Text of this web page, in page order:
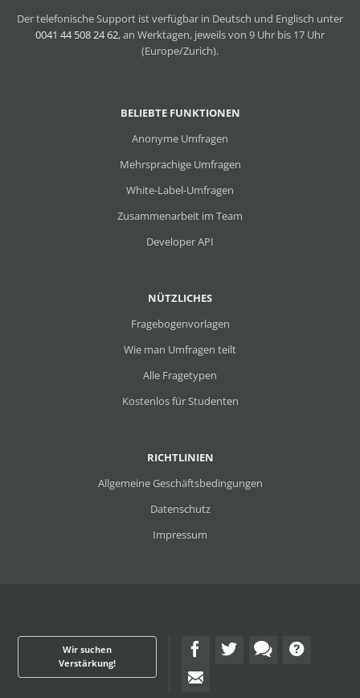
RICHTLINIEN
Allgemeine Geschäftsbedingungen
Datenschutz
Impressum
NÜTZLICHES
Fragebogenvorlagen
Wie man Umfragen teilt
Alle Fragetypen
Kostenlos für Studenten
BELIEBTE FUNKTIONEN
Anonyme Umfragen
Mehrsprachige Umfragen
White-Label-Umfragen
Zusammenarbeit im Team
Developer API
Der telefonische Support ist verfügbar in Deutsch und Englisch unter
0041 44 508 24 62, an Werktagen, jeweils von 9 Uhr bis 17 Uhr
(Europe/Zurich).
Wir suchen
Verstärkung!